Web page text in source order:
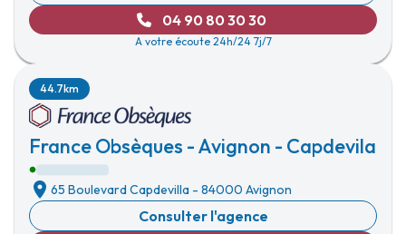
04 90 80 30 30
A votre écoute 24h/24 7j/7
France Obsèques - Avignon - Capdevila
44.7km
65 Boulevard Capdevilla - 84000 Avignon
Consulter l'agence